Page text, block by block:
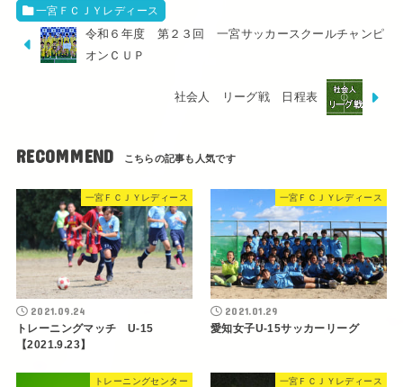
一宮ＦＣＪＹレディース
令和６年度 第２３回 一宮サッカースクールチャンピ
オンＣＵＰ
社会人 リーグ戦 日程表
RECOMMEND
一宮ＦＣＪＹレディース
2021.09.24
トレーニングマッチ U-15
【2021.9.23】
一宮ＦＣＪＹレディース
2021.01.29
愛知女子U-15サッカーリーグ
トレーニングセンター 一宮ＦＣＪＹレディース